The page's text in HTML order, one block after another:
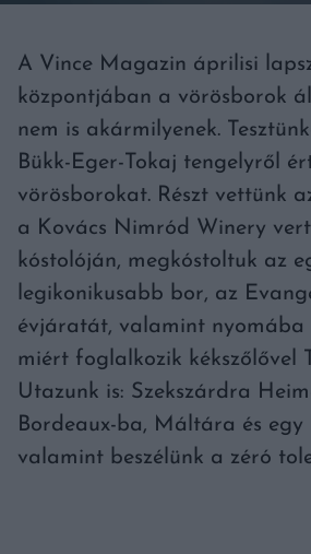
A Vince Magazin áprilisi
központjában a vörösborok
nem is akármilyenek.
Bükk-Eger-Tokaj tengelyről
vörösborokat. Részt vettünk
a Kovács Nimród Winery
kóstolóján, megkóstoltuk az
legikonikusabb bor, az
évjáratát, valamint nyomába
miért foglalkozik kékszőlővel
Utazunk is: Szekszárdra
Bordeaux-ba, Máltára és
valamint beszélünk a zéró